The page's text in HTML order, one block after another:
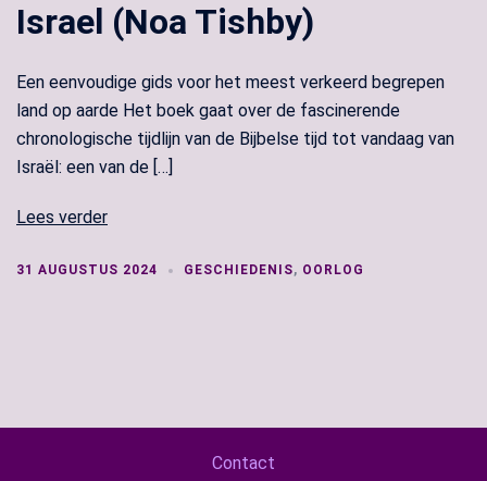
Israel (Noa Tishby)
Een eenvoudige gids voor het meest verkeerd begrepen
land op aarde Het boek gaat over de fascinerende
chronologische tijdlijn van de Bijbelse tijd tot vandaag van
Israël: een van de […]
Lees verder
31 AUGUSTUS 2024 GESCHIEDENIS, OORLOG
Contact